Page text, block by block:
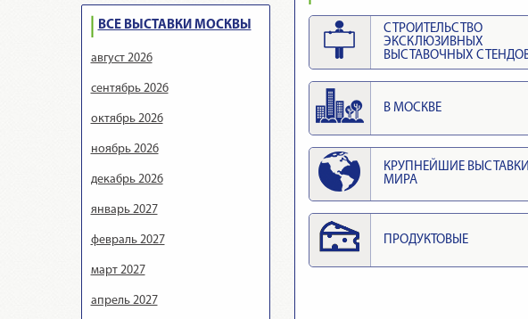
ВСЕ ВЫСТАВКИ МОСКВЫ
август 2026
сентябрь 2026
октябрь 2026
ноябрь 2026
декабрь 2026
январь 2027
февраль 2027
март 2027
апрель 2027
СТРОИТЕЛЬСТВО
ЭКСКЛЮЗИВНЫХ
ВЫСТАВОЧНЫХ
В МОСКВЕ
КРУПНЕЙШИЕ ВЫСТАВКИ
МИРА
ПРОДУКТОВЫЕ